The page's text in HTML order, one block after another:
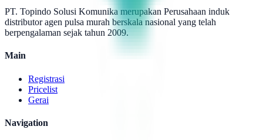
PT. Topindo Solusi Komunika merupakan Perusahaan induk
distributor agen pulsa murah berskala nasional yang telah
berpengalaman sejak tahun 2009.
Main
Registrasi
Pricelist
Gerai
Navigation